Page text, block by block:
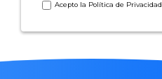
Acepto la Política de Privacidad